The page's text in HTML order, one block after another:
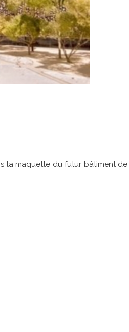
la maquette du futur bâtiment